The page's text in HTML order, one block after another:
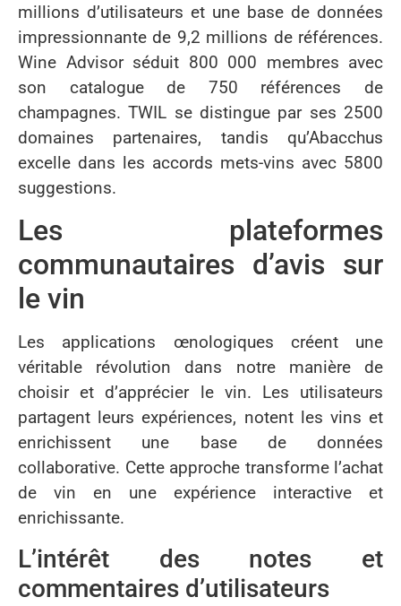
millions d’utilisateurs et une base de données
impressionnante de 9,2 millions de références.
Wine Advisor séduit 800 000 membres avec
son catalogue de 750 références de
champagnes. TWIL se distingue par ses 2500
domaines partenaires, tandis qu’Abacchus
excelle dans les accords mets-vins avec 5800
suggestions.
Les plateformes
communautaires d’avis sur
le vin
Les applications œnologiques créent une
véritable révolution dans notre manière de
choisir et d’apprécier le vin. Les utilisateurs
partagent leurs expériences, notent les vins et
enrichissent une base de données
collaborative. Cette approche transforme l’achat
de vin en une expérience interactive et
enrichissante.
L’intérêt des notes et
commentaires d’utilisateurs